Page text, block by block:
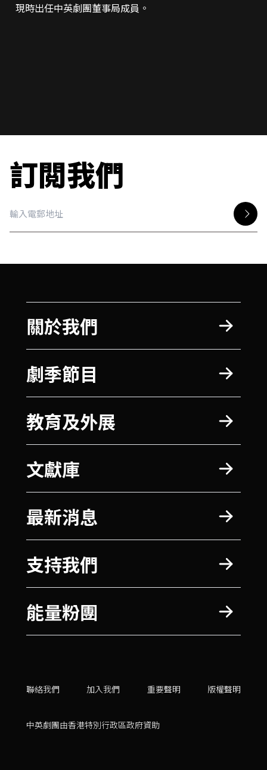
現時出任中英劇團董事局成員。
訂閲我們
關於我們
劇季節目
教育及外展
文獻庫
最新消息
支持我們
能量粉團
聯絡我們 加入我們 重要聲明 版權聲明
中英劇團由香港特別行政區政府資助